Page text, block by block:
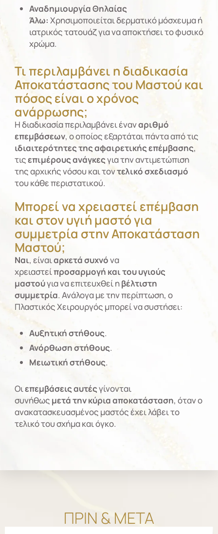
Αναδημιουργία Θηλαίας
Άλω: Χρησιμοποιείται δερματικό μόσχευμα ή
ιατρικός τατουάζ για να αποκτήσει το φυσικό
χρώμα.
Τι περιλαμβάνει η διαδικασία
Αποκατάστασης του Μαστού και
πόσος είναι ο χρόνος
ανάρρωσης;
Η διαδικασία περιλαμβάνει έναναριθμό
επεμβάσεων, ο οποίος εξαρτάται πάντα από τις
ιδιαιτερότητες της αφαιρετικής επέμβασης,
τιςεπιμέρους ανάγκεςγια την αντιμετώπιση
της αρχικής νόσου και τοντελικό σχεδιασμό
του κάθε περιστατικού.
Μπορεί να χρειαστεί επέμβαση
και στον υγιή μαστό για
συμμετρία στην Αποκατάσταση
Μαστού;
Ναι, είναιαρκετά συχνόνα
χρειαστείπροσαρμογή και του υγιούς
μαστούγια να επιτευχθεί ηβέλτιστη
συμμετρία. Ανάλογα με την περίπτωση, ο
Πλαστικός Χειρουργός μπορεί να συστήσει:
Αυξητική στήθους.
Ανόρθωση στήθους.
Μειωτική στήθους.
Οιεπεμβάσεις αυτέςγίνονται
συνήθως μετάτην κύρια αποκατάσταση, όταν ο
ανακατασκευασμένος μαστός έχει λάβει το
τελικό του σχήμα και όγκο.
ΠΡΙΝ & ΜΕΤΑ